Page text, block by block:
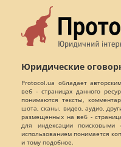
Юридические
Protocol.ua обладает
веб - страницах данного
понимаются тексты,
шота, сканы, видео, аудио,
размещенных на веб -
для индексации
использованием понимается
и тому подобное.